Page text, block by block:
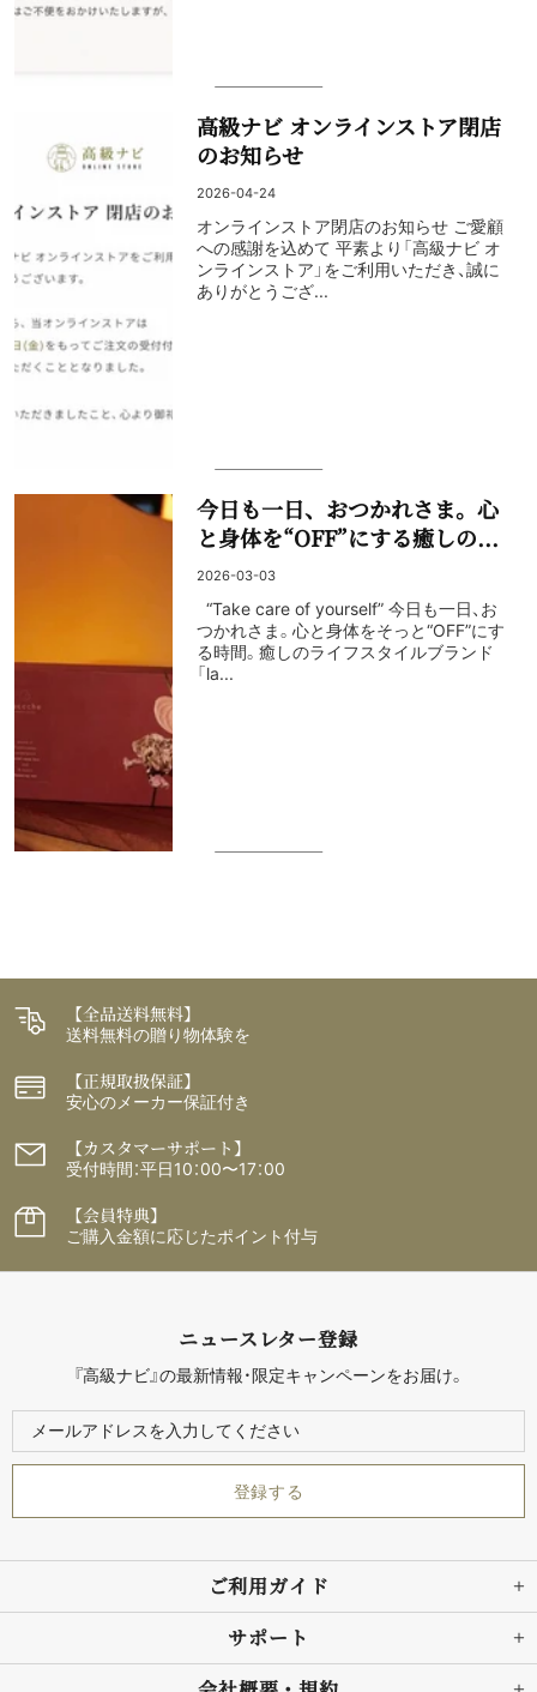
高級ナビ オンラインストア閉店
のお知らせ
2026-04-24
オンラインストア閉店のお知らせ ご愛顧
への感謝を込めて 平素より「高級ナビ オ
ンラインストア」をご利用いただき、誠に
ありがとうござ...
今日も一日、おつかれさま。心
と身体を“OFF”にする癒しの...
2026-03-03
“Take care of yourself” 今日も一日、お
つかれさま。心と身体をそっと“OFF”にす
る時間。癒しのライフスタイルブランド
「la...
【全品送料無料】
送料無料の贈り物体験を
【正規取扱保証】
安心のメーカー保証付き
【カスタマーサポート】
受付時間：平日10：00〜17：00
【会員特典】
ご購入金額に応じたポイント付与
ご利用ガイド
サポート
ニュースレター登録
『高級ナビ』の最新情報・限定キャンペーンをお届け。